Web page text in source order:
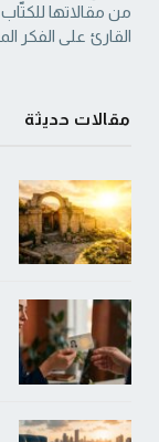
القارئ على الفكر
مقالات حديثة